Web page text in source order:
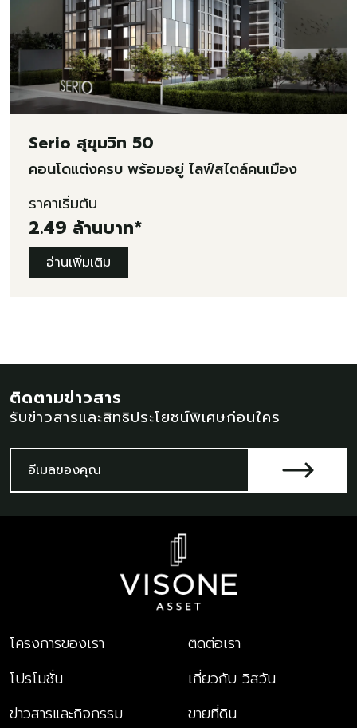
Serio สุขุมวิท 50
คอนโดแต่งครบ พร้อมอยู่ ไลฟ์สไตล์คนเมือง
ราคาเริ่มต้น
2.49 ล้านบาท*
อ่านเพิ่มเติม
ติดตามข่าวสาร
รับข่าวสารและสิทธิประโยชน์พิเศษก่อนใคร
โครงการของเรา
โปรโมชั่น
ข่าวสารและกิจกรรม
ติดต่อเรา
เกี่ยวกับ วิสวัน
ขายที่ดิน